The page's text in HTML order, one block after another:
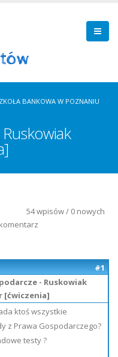
BANKOWA W POZNANIU
54 wpisów / 0 nowych
#1
- Ruskowiak
[ćwiczenia]
ktoś wszystkie
z Prawa Gospodarczego?
testy ?